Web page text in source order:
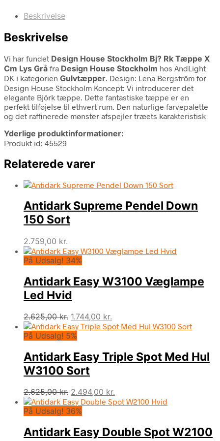
Beskrivelse
Beskrivelse
Vi har fundet Design House Stockholm Bj? Rk Tæppe X
Cm Lys Grå fra Design House Stockholm hos AndLight
DK i kategorien Gulvtæpper. Design: Lena Bergström for
Design House Stockholm Koncept: Vi introducerer det
elegante Björk tæppe. Dette fantastiske tæppe er en
perfekt tilføjelse til ethvert rum. Den naturlige farvepalette
og det raffinerede mønster afspejler træets karakteristisk
Yderlige produktinformationer:
Produkt id: 45529
Relaterede varer
Antidark Supreme Pendel Down
150 Sort
2.759,00 kr.
På Udsalg! 34%
Antidark Easy W3100 Væglampe
Led Hvid
2.625,00kr. Den
oprindelige
pris
2.625,00 kr..
1.744,00 kr.
aktuelle
1.744,00 kr..
På Udsalg! 5%
Antidark Easy Triple Spot Med Hul
W3100 Sort
2.625,00kr. Den
oprindelige
pris
2.625,00 kr..
2.494,00 kr.
aktuelle
2.494,00 kr..
På Udsalg! 36%
Antidark Easy Double Spot W2100